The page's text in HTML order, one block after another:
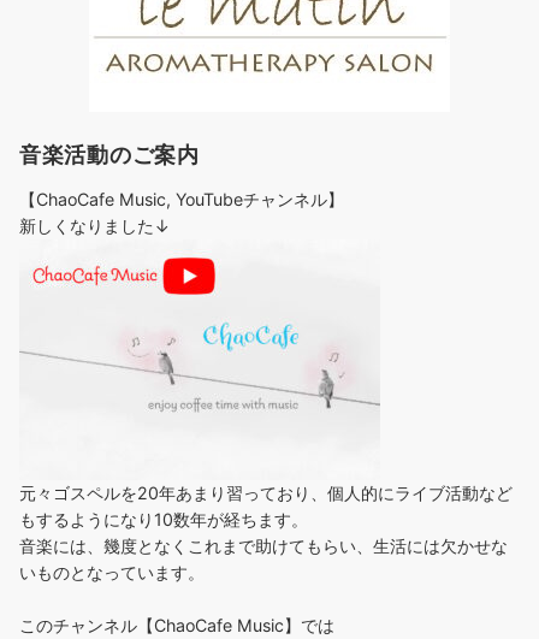
音楽活動のご案内
【ChaoCafe Music, YouTubeチャンネル】
新しくなりました↓
元々ゴスペルを20年あまり習っており、個人的にライブ活動など
もするようになり10数年が経ちます。
音楽には、幾度となくこれまで助けてもらい、生活には欠かせな
いものとなっています。
このチャンネル【ChaoCafe Music】では